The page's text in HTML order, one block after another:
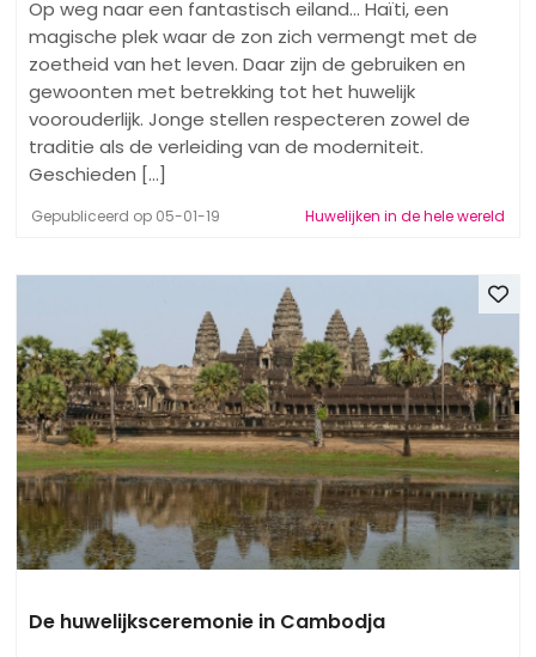
Op weg naar een fantastisch eiland... Haïti, een
magische plek waar de zon zich vermengt met de
zoetheid van het leven. Daar zijn de gebruiken en
gewoonten met betrekking tot het huwelijk
voorouderlijk. Jonge stellen respecteren zowel de
traditie als de verleiding van de moderniteit.
Geschieden [...]
Gepubliceerd op 05-01-19 Huwelijken in de hele wereld
De huwelijksceremonie in Cambodja